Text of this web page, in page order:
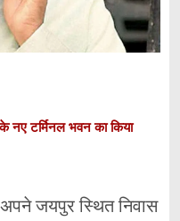
के नए टर्मिनल भवन का किया
जयपुर स्थित निवास